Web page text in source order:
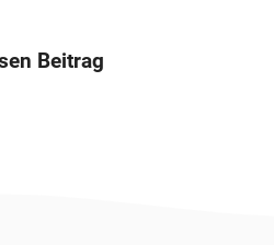
Beitrag